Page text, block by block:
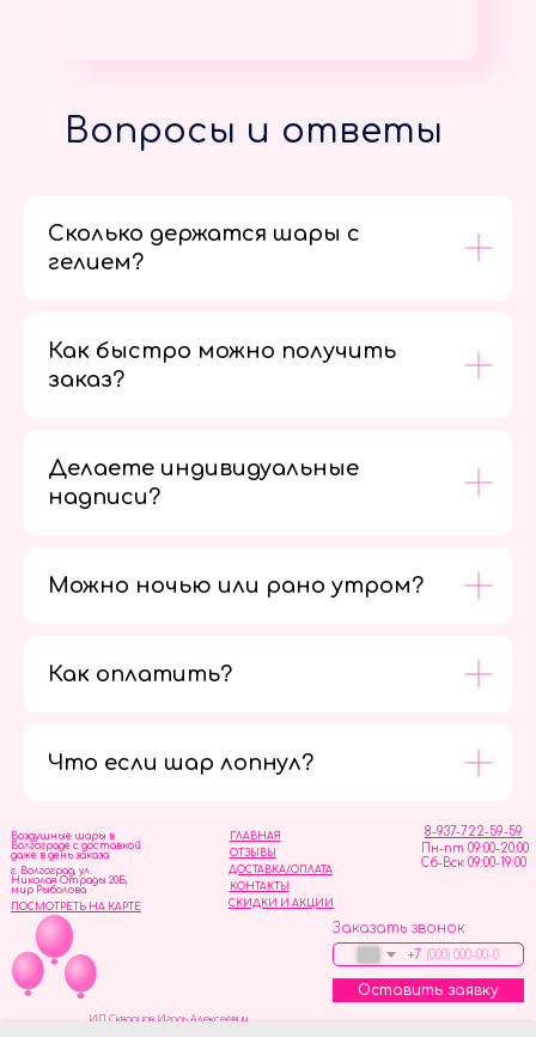
Вопросы и ответы
Сколько держатся шары с
гелием?
Как быстро можно получить
заказ?
Делаете индивидуальные
надписи?
Можно ночью или рано утром?
Как оплатить?
Что если шар лопнул?
ОТЗЫВЫ
ГЛАВНАЯ
ДОСТАВКА/ОПЛАТА
СКИДКИ И АКЦИИ
КОНТАКТЫ
8-937-722-59-59
Пн-пт 09:00-20:00
Сб-Вск 09:00-19:00
Воздушные шары в
Волгограде с доставкой
даже в день заказа
Заказать звонок
+7
Оставить заявку
г. Волгоград, ул.
Николая Отрады 20Б,
мир Рыболова
ПОСМОТРЕТЬ НА КАРТЕ
ИП Скворцов Игорь Алексеевич